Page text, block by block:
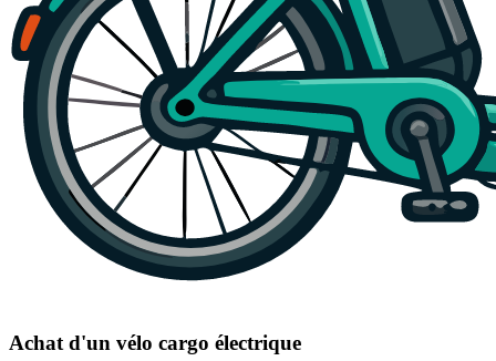
Achat d'un vélo cargo électrique